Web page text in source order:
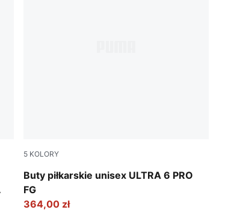
5 KOLORY
Buty piłkarskie unisex ULTRA 6 PRO
FG
Poison Pink-PUMA White-Sun Stream-
364,00 zł